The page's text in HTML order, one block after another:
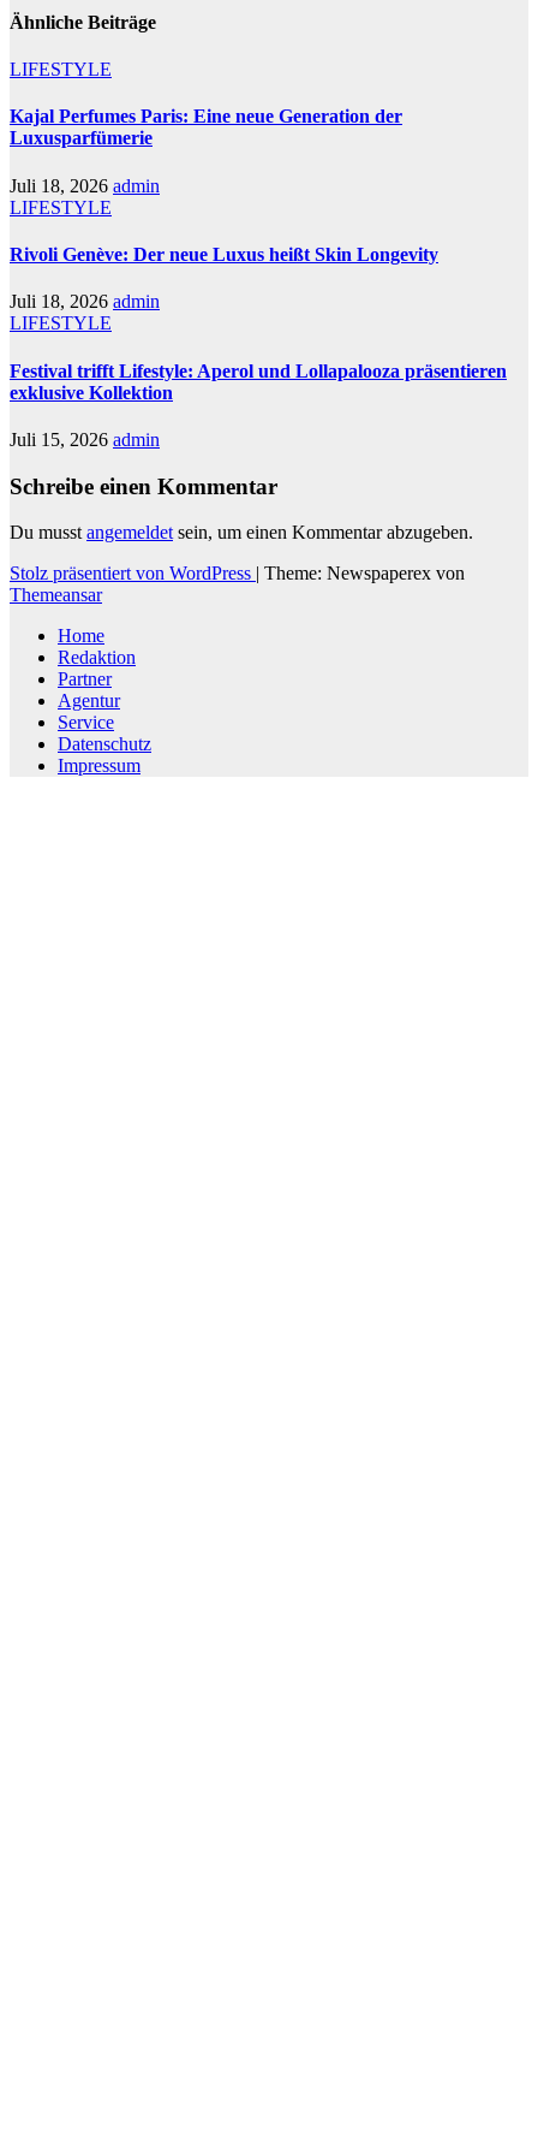
Ähnliche Beiträge
LIFESTYLE
Kajal Perfumes Paris: Eine neue Generation der
Luxusparfümerie
Juli 18, 2026 admin
LIFESTYLE
Rivoli Genève: Der neue Luxus heißt Skin Longevity
Juli 18, 2026 admin
LIFESTYLE
Festival trifft Lifestyle: Aperol und Lollapalooza präsentieren
exklusive Kollektion
Juli 15, 2026 admin
Schreibe einen Kommentar
Du musst angemeldet sein, um einen Kommentar abzugeben.
Stolz präsentiert von WordPress | Theme: Newspaperex von
Themeansar
Home
Redaktion
Partner
Agentur
Service
Datenschutz
Impressum